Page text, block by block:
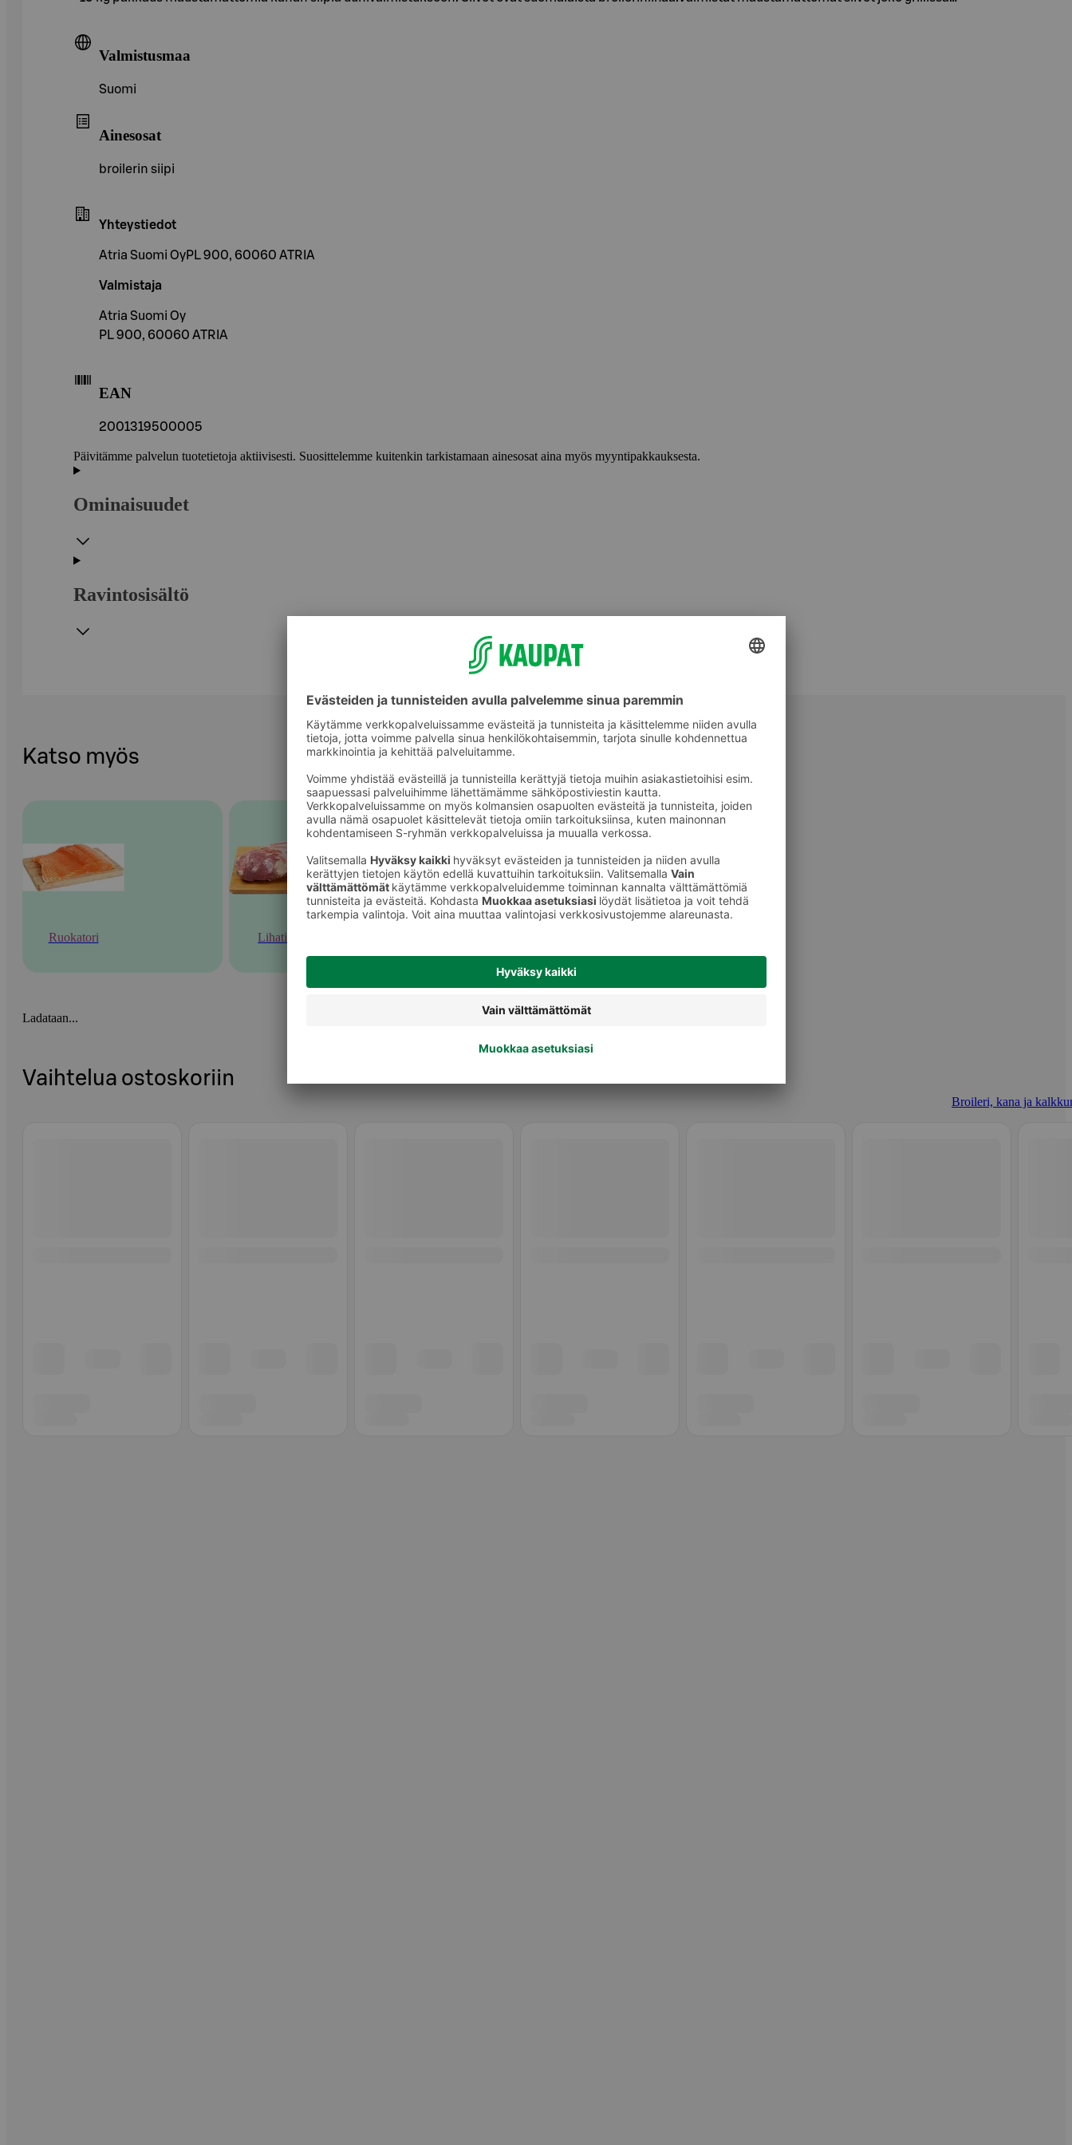
Valmistusmaa
Suomi
Ainesosat
broilerin siipi
Yhteystiedot
Atria Suomi OyPL 900, 60060 ATRIA
Valmistaja
Atria Suomi Oy
PL 900, 60060 ATRIA
EAN
2001319500005
Päivitämme palvelun tuotetietoja aktiivisesti. Suosittelemme kuitenkin tarkistamaan ainesosat aina myös myyntipakkauksesta.
Ominaisuudet
Ravintosisältö
Katso myös
Ruokatori Lihatiski
Ladataan...
Vaihtelua ostoskoriin
Broileri, kana ja